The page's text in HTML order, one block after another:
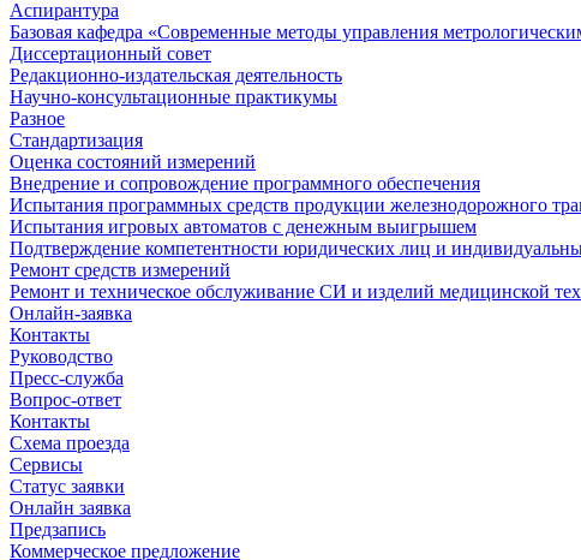
Аспирантура
Базовая кафедра «Современные методы управления
Диссертационный совет
Редакционно-издательская деятельность
Научно-консультационные практикумы
Разное
Стандартизация
Оценка состояний измерений
Внедрение и сопровождение программного обеспечения
Испытания программных средств продукции железнодорожного
Испытания игровых автоматов с денежным выигрышем
Подтверждение компетентности юридических лиц и
Ремонт средств измерений
Ремонт и техническое обслуживание СИ и изделий медицинской
Онлайн-заявка
Контакты
Руководство
Пресс-служба
Вопрос-ответ
Контакты
Схема проезда
Сервисы
Статус заявки
Онлайн заявка
Предзапись
Коммерческое предложение